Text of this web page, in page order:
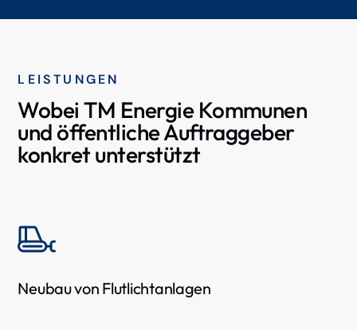
LEISTUNGEN
Wobei TM Energie Kommunen
und öffentliche Auftraggeber
konkret unterstützt
Neubau von Flutlichtanlagen